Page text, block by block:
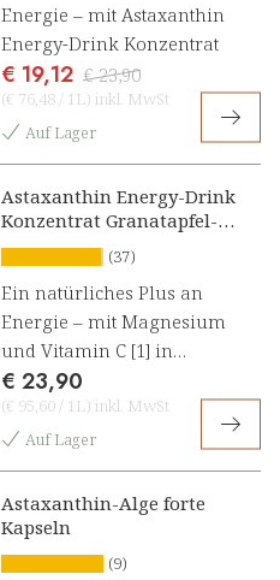
Energie – mit Astaxanthin
Energy-Drink Konzentrat
€ 19,12 € 23,90
(€ 76,48 / 1L) inkl. MwSt
Auf Lager
Astaxanthin Energy-Drink
Konzentrat Granatapfel-
Johannisbeere(37)
Ein natürliches Plus an
Energie – mit Magnesium
und Vitamin C [1] in
Astaxanthin Energy-Drink
Konzentrat
€ 23,90
(€ 95,60 / 1L) inkl. MwSt
Auf Lager
Astaxanthin-Alge forte
Kapseln
(9)